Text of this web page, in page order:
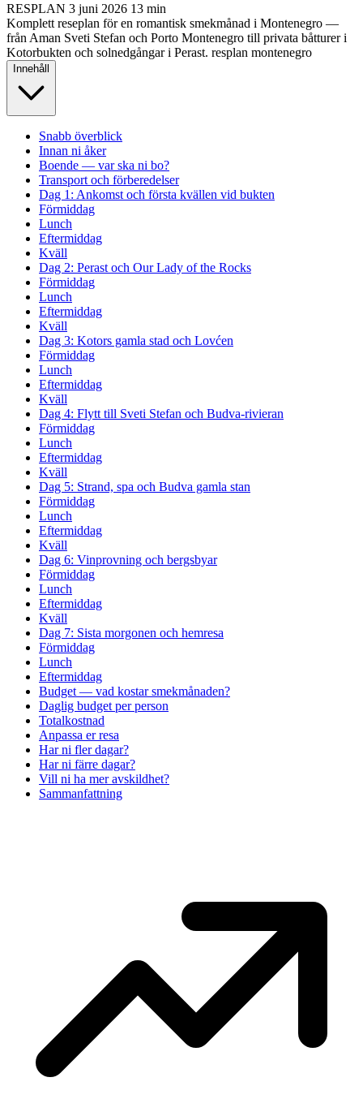
RESPLAN 3 juni 2026 13 min
Komplett reseplan för en romantisk smekmånad i Montenegro —
från Aman Sveti Stefan och Porto Montenegro till privata båtturer i
Kotorbukten och solnedgångar i Perast. resplan montenegro
Innehåll
Snabb överblick
Innan ni åker
Boende — var ska ni bo?
Transport och förberedelser
Dag 1: Ankomst och första kvällen vid bukten
Förmiddag
Lunch
Eftermiddag
Kväll
Dag 2: Perast och Our Lady of the Rocks
Förmiddag
Lunch
Eftermiddag
Kväll
Dag 3: Kotors gamla stad och Lovćen
Förmiddag
Lunch
Eftermiddag
Kväll
Dag 4: Flytt till Sveti Stefan och Budva-rivieran
Förmiddag
Lunch
Eftermiddag
Kväll
Dag 5: Strand, spa och Budva gamla stan
Förmiddag
Lunch
Eftermiddag
Kväll
Dag 6: Vinprovning och bergsbyar
Förmiddag
Lunch
Eftermiddag
Kväll
Dag 7: Sista morgonen och hemresa
Förmiddag
Lunch
Eftermiddag
Budget — vad kostar smekmånaden?
Daglig budget per person
Totalkostnad
Anpassa er resa
Har ni fler dagar?
Har ni färre dagar?
Vill ni ha mer avskildhet?
Sammanfattning